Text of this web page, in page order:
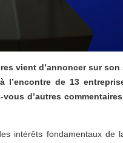
vient d’annoncer sur
l’encontre de 13
d’autres
intérêts fondamentaux de